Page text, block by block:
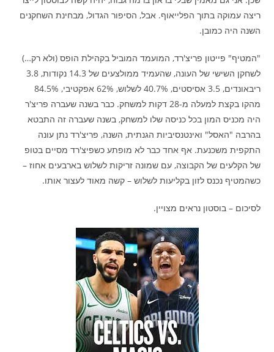
ריצה עמוקה בתוך הפלייאוף. אבל, הסיפור הגדול, מבחינת השחקנים
השנה היה כמובן.
"המטיף" פייטון פריצ'רד, המועמד המוביל בקהילת הופס (ולא רק…)
לשחקן השישי של העונה, שהעמיד ממולצעים של 14.3 נקודות, 3.8
ריבאונדים, 3.5 אסיסטים, 40.7% לשלוש, 62% אפקטיבי, 84.5%
מהקו בקצת למעלה מ-28 דקות למשחק. כבר בשנה שעברה פריצ'ר
היה מכניס המון בכל כניסה שלו למשחק, בשנה שעברה זה התבטא
בהרבה "האסל" ואינטנסיביות הגנתית, השנה, פריצ'רד נתן עונה
התקפית משכנעת. אף אחד כבר לא מופתע כשפיצ'רד מסיים בטופ
של הקלעים של הקבוצה, עם שמונה זריקות לשלוש בארבעים אחוז –
כשהמטיף נכנס לזון בקליעות לשלוש – קשה מאוד לעצור אותו.
לסיכום – בוסטון נראים מצויין.